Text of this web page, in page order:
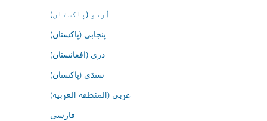
اُردو (پاکستان)
پنجابی (پاکستان)
درى (افغانستان)
سنڌي (پاکستان)
عربي (المنطقة العربية)
فارسى